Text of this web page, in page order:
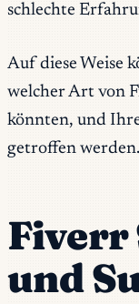
schlechte
Auf diese Weise
welcher Art von
könnten, und
getroffen werden.
Fiverr
und